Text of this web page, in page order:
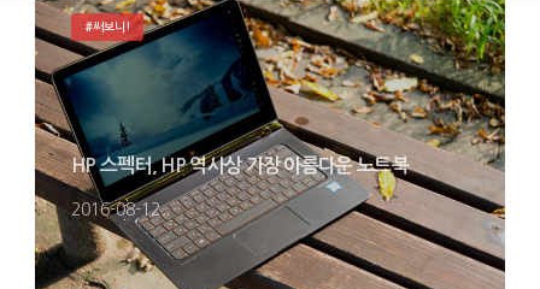
HP 스펙터, HP 역사상 가장 아름다운 노트북
2016-08-12
#써보니!